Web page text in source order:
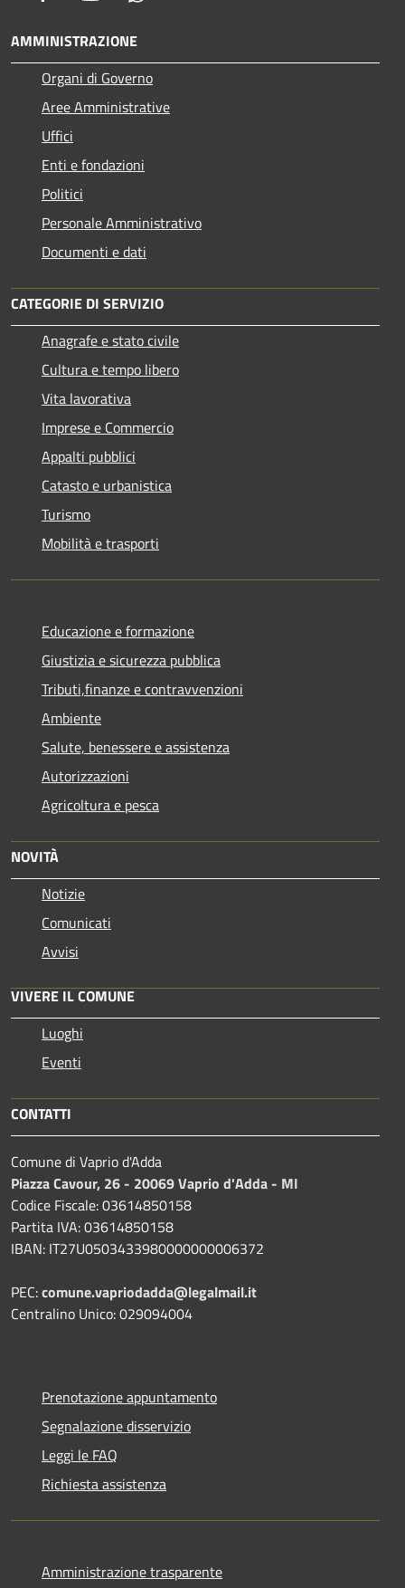
AMMINISTRAZIONE
Organi di Governo
Aree Amministrative
Uffici
Enti e fondazioni
Politici
Personale Amministrativo
Documenti e dati
CATEGORIE DI SERVIZIO
Anagrafe e stato civile
Cultura e tempo libero
Vita lavorativa
Imprese e Commercio
Appalti pubblici
Catasto e urbanistica
Turismo
Mobilità e trasporti
Educazione e formazione
Giustizia e sicurezza pubblica
Tributi,finanze e contravvenzioni
Ambiente
Salute, benessere e assistenza
Autorizzazioni
Agricoltura e pesca
NOVITÀ
Notizie
Comunicati
Avvisi
VIVERE IL COMUNE
Luoghi
Eventi
CONTATTI
Comune di Vaprio d'Adda
Piazza Cavour, 26 - 20069 Vaprio d'Adda - MI
Codice Fiscale: 03614850158
Partita IVA: 03614850158
IBAN: IT27U0503433980000000006372
PEC:comune.vapriodadda@legalmail.it
Centralino Unico: 029094004
Prenotazione appuntamento
Segnalazione disservizio
Leggi le FAQ
Richiesta assistenza
Amministrazione trasparente